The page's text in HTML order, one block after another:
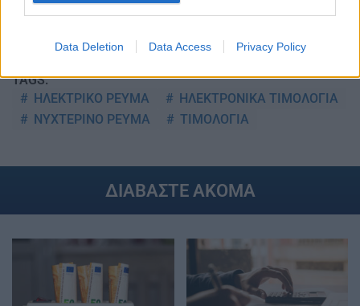
Data Deletion Data Access Privacy Policy
TAGS:
ΗΛΕΚΤΡΙΚΟ ΡΕΥΜΑ
ΗΛΕΚΤΡΟΝΙΚΑ ΤΙΜΟΛΟΓΙΑ
ΝΥΧΤΕΡΙΝΟ ΡΕΥΜΑ
ΤΙΜΟΛΟΓΙΑ
ΔΙΑΒΑΣΤΕ ΑΚΟΜΑ